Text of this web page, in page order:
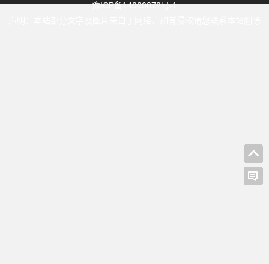
豫ICP备14000072号-1